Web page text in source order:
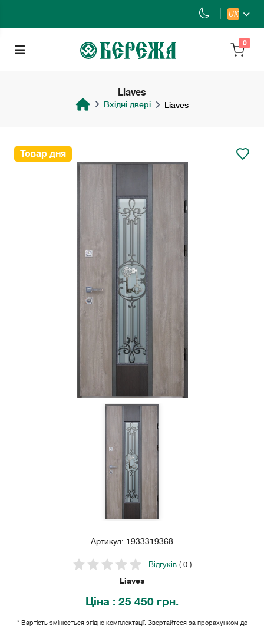
UK
0
Liaves
Вхідні двері Liaves
Товар дня
Артикул: 1933319368
Відгуків( 0 )
Liaves
Ціна : 25 450 грн.
* Вартість змінюється згідно комплектації. Звертайтеся за прорахунком до